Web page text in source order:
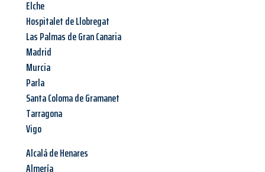
Elche
Hospitalet de Llobregat
Las Palmas de Gran Canaria
Madrid
Murcia
Parla
Santa Coloma de Gramanet
Tarragona
Vigo
Alcalá de Henares
Almería